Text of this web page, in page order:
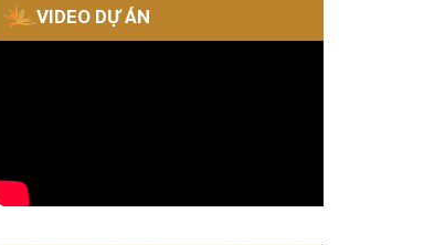
VIDEO DỰ ÁN